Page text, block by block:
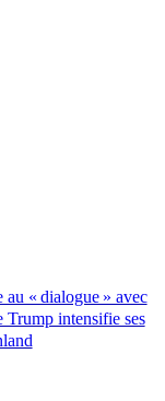
« dialogue » avec
Trump intensifie ses